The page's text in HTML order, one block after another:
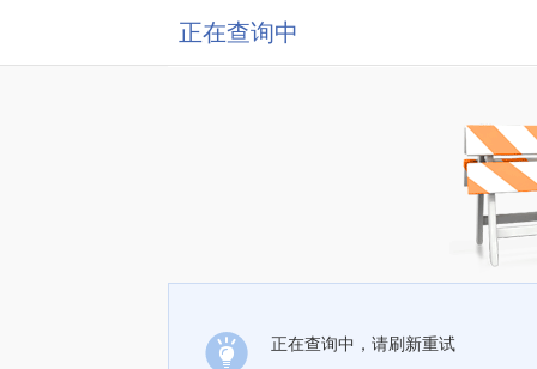
正在查询中
正在查询中，请刷新重试